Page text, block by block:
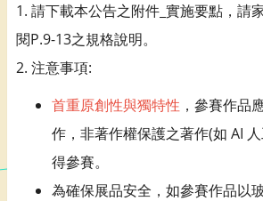
1. 請下載本公告之附件_實施要點，請
閱P.9-13之規格說明。
2. 注意事項:
首重原創性與獨特性 ，參賽作品
作，非著作權保護之著作(如 AI
得參賽。
為確保展品安全，如參賽作品以